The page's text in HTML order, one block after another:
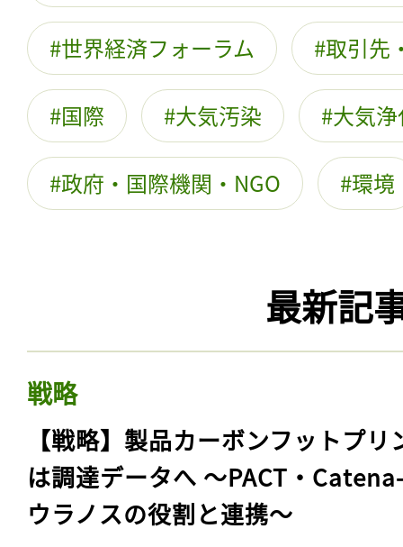
世界経済フォーラム 取引先
国際 大気汚染 大気
政府・国際機関・NGO 環境
最新記
戦略
【戦略】製品カーボンフットプリ
は調達データへ 〜PACT・
ウラノスの役割と連携〜